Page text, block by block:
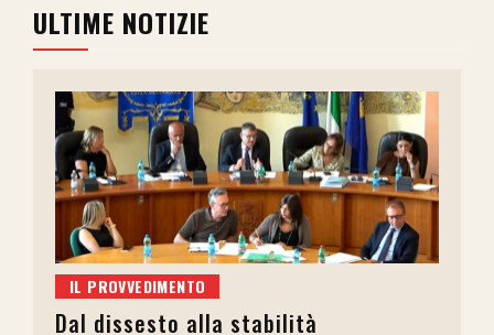
ULTIME NOTIZIE
IL PROVVEDIMENTO
Dal dissesto alla stabilità